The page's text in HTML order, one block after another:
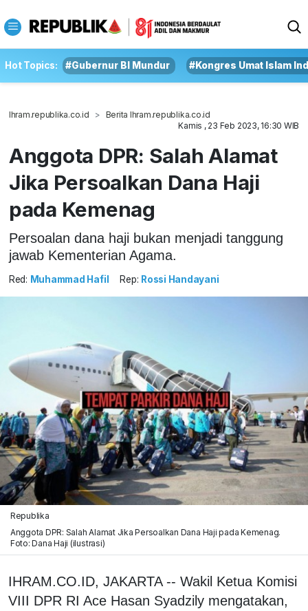
Hot Topics: #Gubernur BI Mundur #Kongres Umat Islam
Ihram.republika.co.id
Berita Ihram.republika.co.id
Kamis , 23 Feb 2023, 16:30 WIB
Anggota DPR: Salah Alamat
Jika Persoalkan Dana Haji
pada Kemenag
Persoalan dana haji bukan menjadi tanggung
jawab Kementerian Agama.
Red: Muhammad Hafil Rep: Rossi Handayani
Republika
Anggota DPR: Salah Alamat Jika Persoalkan Dana Haji pada Kemenag.
Foto: Dana Haji (ilustrasi)
IHRAM.CO.ID, JAKARTA -- Wakil Ketua Komisi
VIII DPR RI Ace Hasan Syadzily mengatakan,